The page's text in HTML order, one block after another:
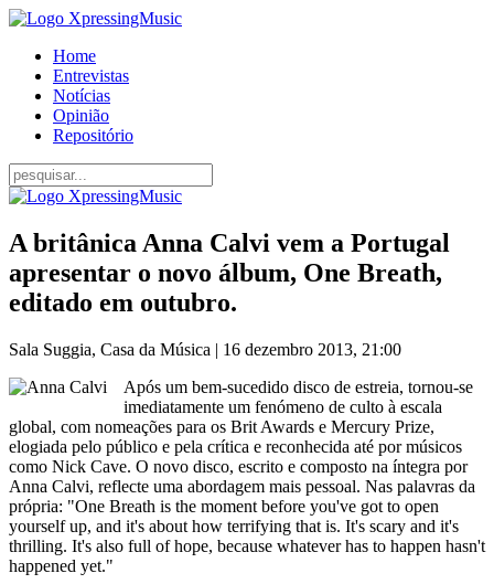
Home
Entrevistas
Notícias
Opinião
Repositório
A britânica Anna Calvi vem a Portugal
apresentar o novo álbum, One Breath,
editado em outubro.
Sala Suggia, Casa da Música | 16 dezembro 2013, 21:00
Após um bem-sucedido disco de estreia, tornou-se
imediatamente um fenómeno de culto à escala
global, com nomeações para os Brit Awards e Mercury Prize,
elogiada pelo público e pela crítica e reconhecida até por músicos
como Nick Cave. O novo disco, escrito e composto na íntegra por
Anna Calvi, reflecte uma abordagem mais pessoal. Nas palavras da
própria: "One Breath is the moment before you've got to open
yourself up, and it's about how terrifying that is. It's scary and it's
thrilling. It's also full of hope, because whatever has to happen hasn't
happened yet."